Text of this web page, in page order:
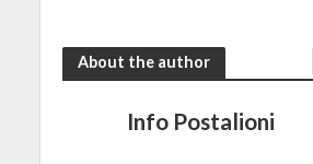
About the author
Info Postalioni